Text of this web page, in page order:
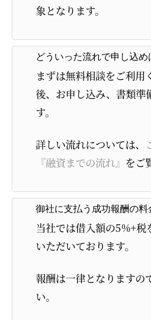
象となります。
どういった流れで申し込め
まずは無料相談をご利用
後、お申し込み、書類準
す。
詳しい流れについては、
『融資までの流れ』 をご
御社に支払う成功報酬の料
当社では借入額の5%+税
いただいております。
報酬は一律となりますの
い。